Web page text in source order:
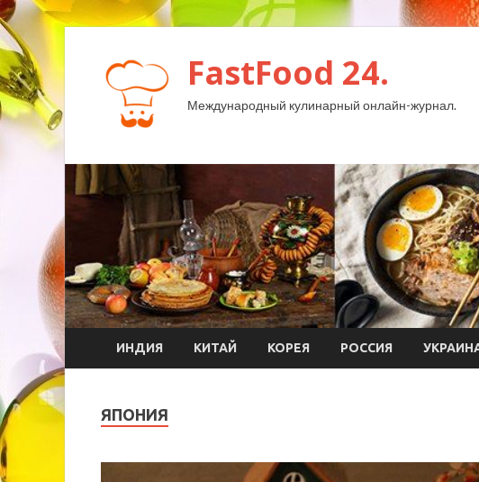
FastFood 24.
Международный кулинарный онлайн-журнал.
ИНДИЯ КИТАЙ КОРЕЯ РОССИЯ
ЯПОНИЯ